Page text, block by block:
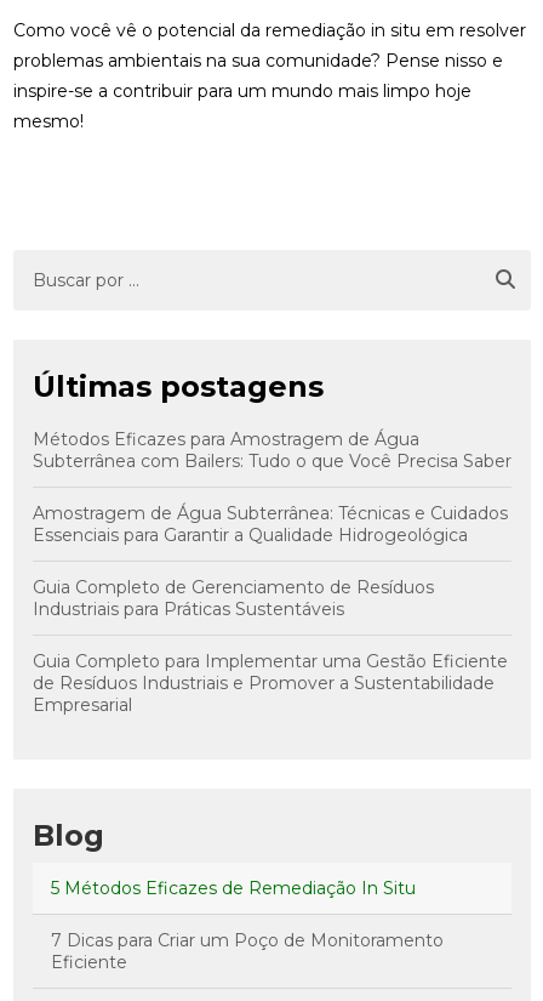
Como você vê o potencial da remediação in situ em resolver
problemas ambientais na sua comunidade? Pense nisso e
inspire-se a contribuir para um mundo mais limpo hoje
mesmo!
Últimas postagens
Métodos Eficazes para Amostragem de Água
Subterrânea com Bailers: Tudo o que Você Precisa Saber
Amostragem de Água Subterrânea: Técnicas e Cuidados
Essenciais para Garantir a Qualidade Hidrogeológica
Guia Completo de Gerenciamento de Resíduos
Industriais para Práticas Sustentáveis
Guia Completo para Implementar uma Gestão Eficiente
de Resíduos Industriais e Promover a Sustentabilidade
Empresarial
Blog
5 Métodos Eficazes de Remediação In Situ
7 Dicas para Criar um Poço de Monitoramento
Eficiente